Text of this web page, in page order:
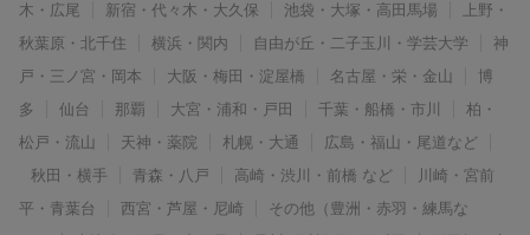
木・広尾
新宿・代々木・大久保 池袋・大塚・高田馬場
上野・
秋葉原・北千住
横浜・関内 自由が丘・二子玉川・学芸大学
神
戸・三ノ宮・岡本
大阪・梅田・淀屋橋 名古屋・栄・金山
博
多
仙台 那覇 大宮・浦和・戸田 千葉・船橋・市川
柏・
松戸・流山
天神・薬院 札幌・大通
広島・福山・尾道など
秋田・横手
青森・八戸 高崎・渋川・前橋 など
川崎・宮前
平・青葉台
西宮・芦屋・尼崎
その他（豊洲・赤羽・練馬な